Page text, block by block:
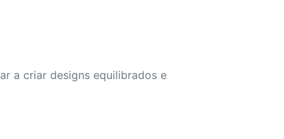
a criar designs equilibrados e